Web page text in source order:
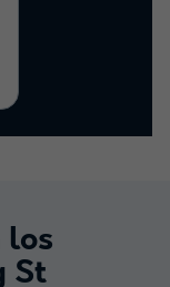
los
St